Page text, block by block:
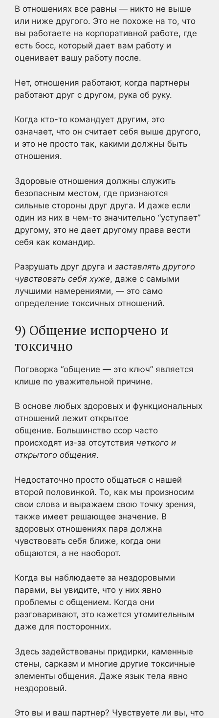
В отношениях все равны — никто не выше
или ниже другого. Это не похоже на то, что
вы работаете на корпоративной работе, где
есть босс, который дает вам работу и
оценивает вашу работу после.
Нет, отношения работают, когда партнеры
работают друг с другом, рука об руку.
Когда кто-то командует другим, это
означает, что он считает себя выше другого,
и это не просто так, какими должны быть
отношения.
Здоровые отношения должны служить
безопасным местом, где признаются
сильные стороны друг друга. И даже если
один из них в чем-то значительно “уступает”
другому, это не дает другому права вести
себя как командир.
Разрушать друг друга и заставлять другого
чувствовать себя хуже, даже с самыми
лучшими намерениями, — это само
определение токсичных отношений.
9) Общение испорчено и
токсично
Поговорка “общение — это ключ” является
клише по уважительной причине.
В основе любых здоровых и функциональных
отношений лежит открытое
общение. Большинство ссор часто
происходят из-за отсутствия четкого и
открытого общения.
Недостаточно просто общаться с нашей
второй половинкой. То, как мы произносим
свои слова и выражаем свою точку зрения,
также имеет решающее значение. В
здоровых отношениях пара должна
чувствовать себя ближе, когда они
общаются, а не наоборот.
Когда вы наблюдаете за нездоровыми
парами, вы увидите, что у них явно
проблемы с общением. Когда они
разговаривают, это кажется утомительным
даже для посторонних.
Здесь задействованы придирки, каменные
стены, сарказм и многие другие токсичные
элементы общения. Даже язык тела явно
нездоровый.
Это вы и ваш партнер? Чувствуете ли вы, что